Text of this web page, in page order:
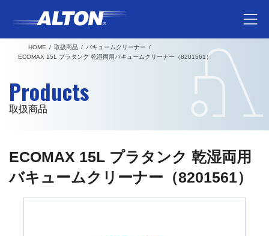
テ
ゲ
HOME 取扱商品
バキュームクリーナー
ECOMAX 15L プラタンク 乾湿両用バキュームクリーナー（8201561）
Products
取扱商品
ECOMAX 15L プラタンク 乾湿両用
バキュームクリーナー（8201561）